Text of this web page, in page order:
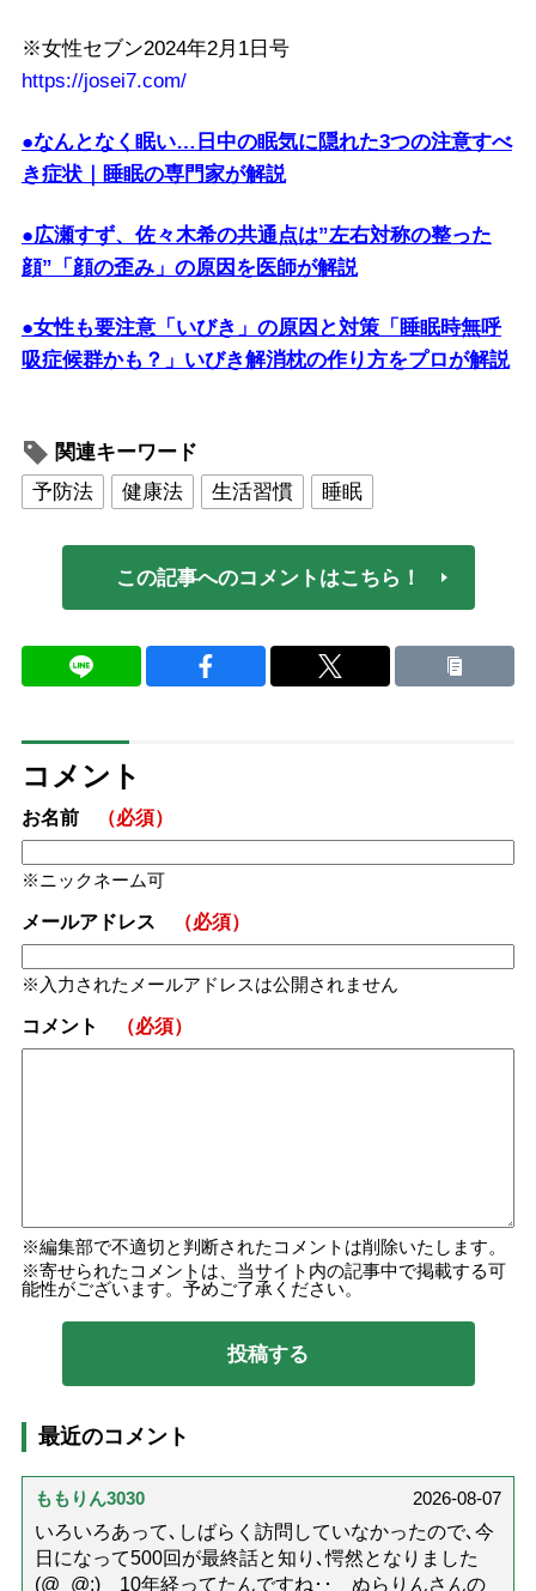
※女性セブン2024年2月1日号
https://josei7.com/
●なんとなく眠い…日中の眠気に隠れた3つの注意すべ
き症状｜睡眠の専門家が解説
●広瀬すず、佐々木希の共通点は”左右対称の整った
顔”「顔の歪み」の原因を医師が解説
●女性も要注意「いびき」の原因と対策「睡眠時無呼
吸症候群かも？」いびき解消枕の作り方をプロが解説
関連キーワード
予防法
健康法 生活習慣 睡眠
この記事へのコメントはこちら！
コメント
お名前 （必須）
ニックネーム可
メールアドレス （必須）
入力されたメールアドレスは公開されません
コメント （必須）
編集部で不適切と判断されたコメントは削除いたします。
寄せられたコメントは、当サイト内の記事中で掲載する可
能性がございます。予めご了承ください。
最近のコメント
ももりん3030
2026-08-07
いろいろあって､しばらく訪問していなかったので､今
日になって500回が最終話と知り､愕然となりました
(@_@;) 10年経ってたんですね･･ ぬらりんさんの